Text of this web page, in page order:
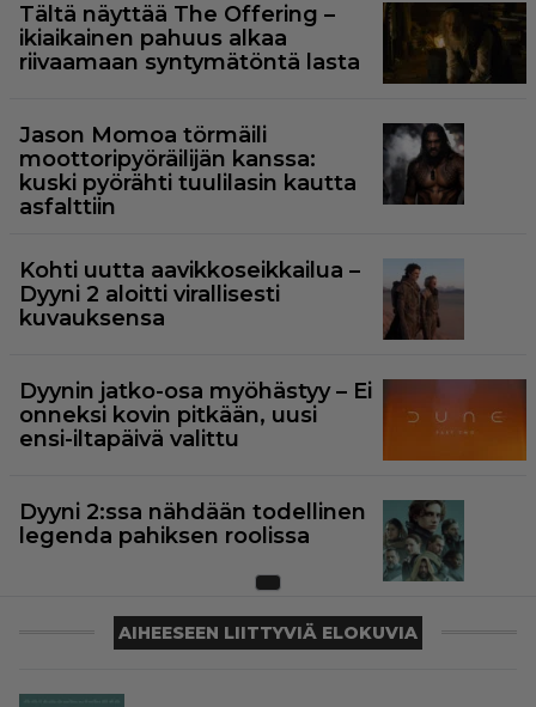
Tältä näyttää The Offering –
ikiaikainen pahuus alkaa
riivaamaan syntymätöntä lasta
Jason Momoa törmäili
moottoripyöräilijän kanssa:
kuski pyörähti tuulilasin kautta
asfalttiin
Kohti uutta aavikkoseikkailua –
Dyyni 2 aloitti virallisesti
kuvauksensa
Dyynin jatko-osa myöhästyy – Ei
onneksi kovin pitkään, uusi
ensi-iltapäivä valittu
Dyyni 2:ssa nähdään todellinen
legenda pahiksen roolissa
AIHEESEEN LIITTYVIÄ ELOKUVIA